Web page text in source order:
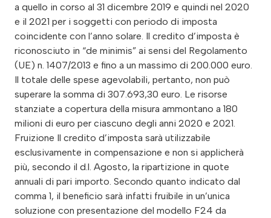
a quello in corso al 31 dicembre 2019 e quindi nel 2020
e il 2021 per i soggetti con periodo di imposta
coincidente con l’anno solare. Il credito d’imposta è
riconosciuto in “de minimis” ai sensi del Regolamento
(UE) n. 1407/2013 e fino a un massimo di 200.000 euro.
Il totale delle spese agevolabili, pertanto, non può
superare la somma di 307.693,30 euro. Le risorse
stanziate a copertura della misura ammontano a 180
milioni di euro per ciascuno degli anni 2020 e 2021.
Fruizione Il credito d’imposta sarà utilizzabile
esclusivamente in compensazione e non si applicherà
più, secondo il d.l. Agosto, la ripartizione in quote
annuali di pari importo. Secondo quanto indicato dal
comma 1, il beneficio sarà infatti fruibile in un’unica
soluzione con presentazione del modello F24 da